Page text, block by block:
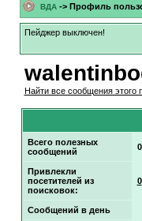
ВДА-> Профиль
Пейджер выключен!
Найти все сообщения этого
Всего полезных
сообщений
0
Привлекли
посетителей из
поисковок:
0
Сообщений в день